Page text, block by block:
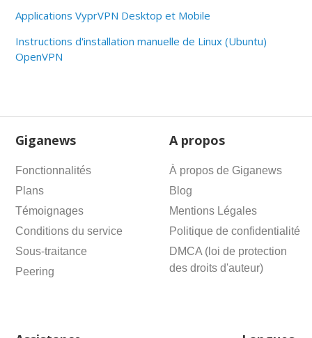
Applications VyprVPN Desktop et Mobile
Instructions d'installation manuelle de Linux (Ubuntu)
OpenVPN
Giganews
Fonctionnalités
Plans
Témoignages
Conditions du service
Sous-traitance
Peering
A propos
À propos de Giganews
Blog
Mentions Légales
Politique de confidentialité
DMCA (loi de protection
des droits d'auteur)